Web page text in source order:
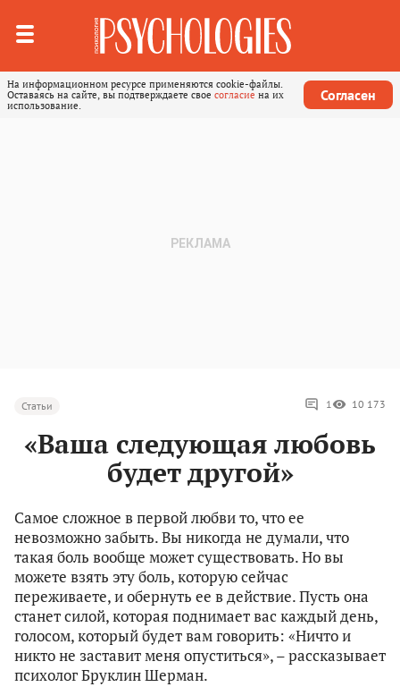
На информационном ресурсе применяются cookie-файлы.
Оставаясь на сайте, вы подтверждаете свое согласие на их
использование.
Согласен
Статьи 1 10 173
«Ваша следующая любовь
будет другой»
Самое сложное в первой любви то, что ее
невозможно забыть. Вы никогда не думали, что
такая боль вообще может существовать. Но вы
можете взять эту боль, которую сейчас
переживаете, и обернуть ее в действие. Пусть она
станет силой, которая поднимает вас каждый день,
голосом, который будет вам говорить: «Ничто и
никто не заставит меня опуститься», – рассказывает
психолог Бруклин Шерман.